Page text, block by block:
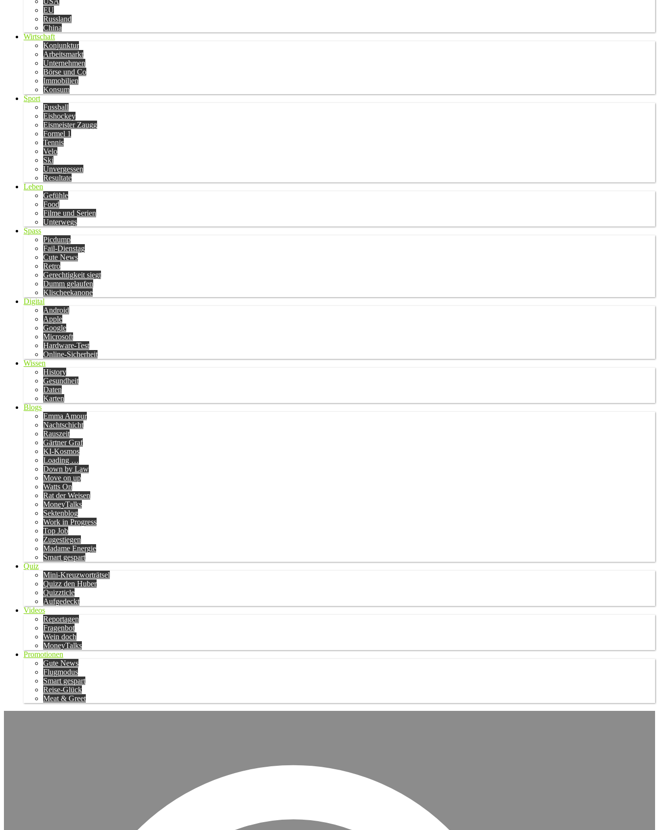
EU
Russland
China
Wirtschaft
Konjunktur
Arbeitsmarkt
Unternehmen
Börse und Co
Immobilien
Konsum
Sport
Fussball
Eishockey
Eismeister Zaugg
Formel 1
Tennis
Velo
Ski
Unvergessen
Resultate
Leben
Gefühle
Food
Filme und Serien
Unterwegs
Spass
Picdump
Fail-Dienstag
Cute News
Retro
Gerechtigkeit siegt
Dumm gelaufen
Klischeekanone
Digital
Android
Apple
Google
Microsoft
Hardware-Test
Online-Sicherheit
Wissen
History
Gesundheit
Daten
Karten
Blogs
Emma Amour
Nachtschicht
Rauszeit
Gärtner Graf
KI-Kosmos
Loading …
Down by Law
Move on up
Watts On
Rat der Weisen
MoneyTalks
Sektenblog
Work in Progress
Top Job
Zugestiegen
Madame Energie
Smart gespart
Quiz
Mini-Kreuzworträtsel
Quizz den Huber
Quizzticle
Aufgedeckt
Videos
Reportagen
Fragenbot
Wein doch
MoneyTalks
Promotionen
Gute News
Flugmodus
Smart gespart
Reise-Glück
Meat & Greet